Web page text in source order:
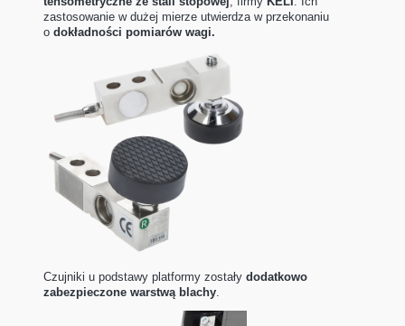
zastosowanie w dużej mierze utwierdza w przekonaniu
o dokładności pomiarów wagi.
Czujniki u podstawy platformy zostały dodatkowo
zabezpieczone warstwą blachy.